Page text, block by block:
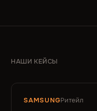
НАШИ КЕЙСЫ
SAMSUNGРитейл